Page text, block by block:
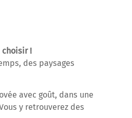
choisir !
des paysages
avec goût, dans une
y retrouverez des